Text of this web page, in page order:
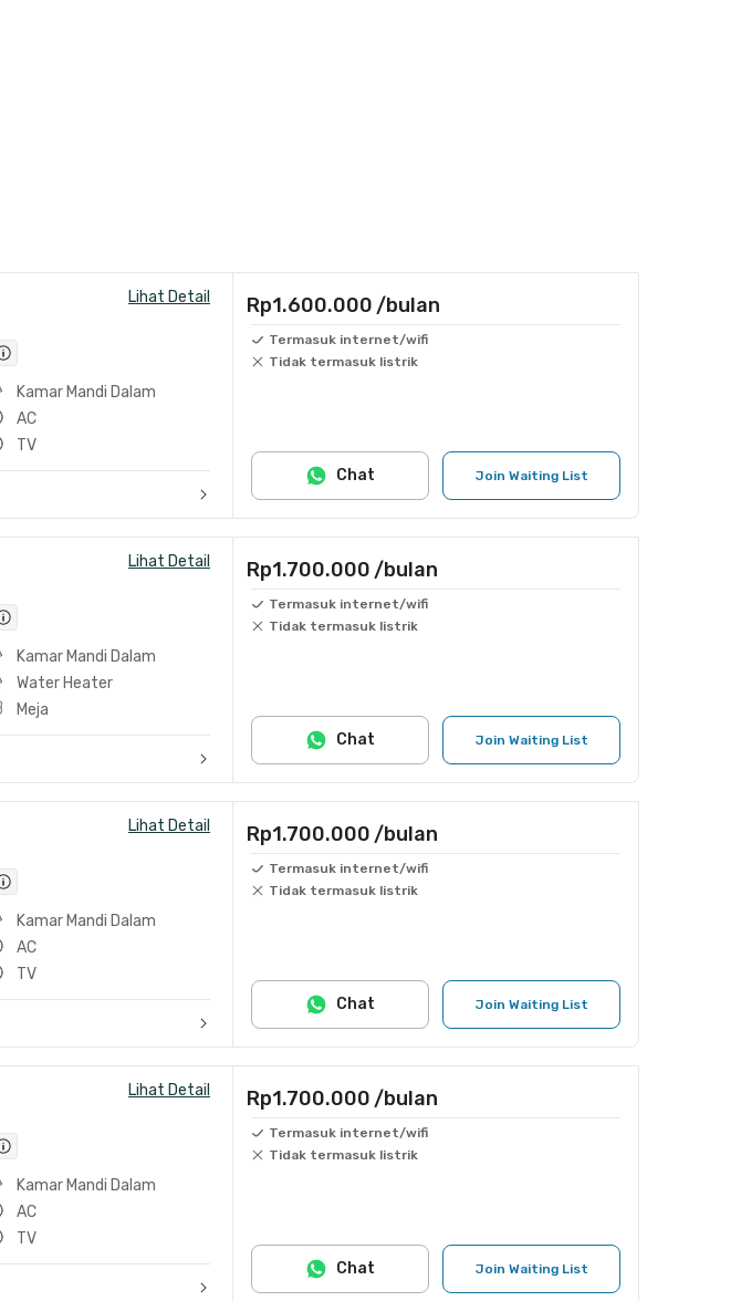
Lihat Detail
Kamar Mandi Dalam
AC
TV
Rp1.600.000 /bulan
Termasuk internet/wifi
Tidak termasuk listrik
Join Waiting List
Chat
Lihat Detail
Kamar Mandi Dalam
Water Heater
Meja
Rp1.700.000 /bulan
Termasuk internet/wifi
Tidak termasuk listrik
Join Waiting List
Chat
Lihat Detail
Kamar Mandi Dalam
AC
TV
Rp1.700.000 /bulan
Termasuk internet/wifi
Tidak termasuk listrik
Join Waiting List
Chat
Lihat Detail
Kamar Mandi Dalam
AC
TV
Rp1.700.000 /bulan
Termasuk internet/wifi
Tidak termasuk listrik
Join Waiting List
Chat